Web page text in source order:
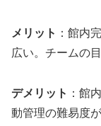
メリット ：館内
広い。チームの
デメリット ：館
動管理の難易度